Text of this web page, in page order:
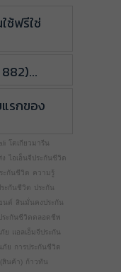
ช้ฟรีใช่
รกของ
โตเกียวมารีน
ไอเอ็นจีประกันชีวิต
ะกันชีวิต ความรู้
ระกันชีวิต ประกัน
นต์
สินมั่นคงประกัน
ระกันชีวิตตลอดชีพ
ย แอลเอ็มจีประกัน
ภัย การประกันชีวิต
สินค้า) ก้าวทัน